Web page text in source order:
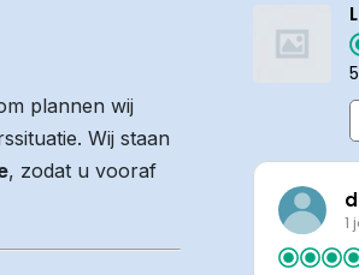
plannen wij
Wij staan
, zodat u vooraf
1